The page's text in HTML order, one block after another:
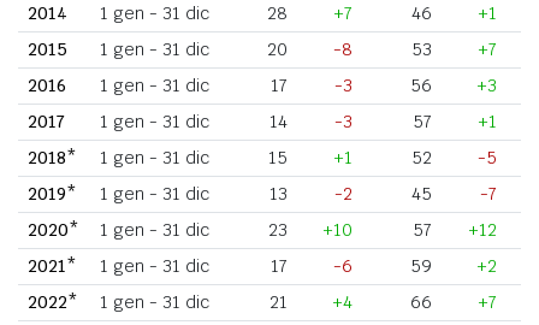
2014
1 gen - 31 dic 28 +7 46
+1
2015
1 gen - 31 dic 20 -8 53
+7
2016
1 gen - 31 dic 17 -3 56
+3
2017
1 gen - 31 dic 14 -3 57
+1
2018*
1 gen - 31 dic 15 +1 52
-5
2019*
1 gen - 31 dic 13 -2 45
-7
2020*
1 gen - 31 dic 23 +10 57
+12
2021*
1 gen - 31 dic 17 -6 59
+2
2022*
1 gen - 31 dic 21 +4 66
+7